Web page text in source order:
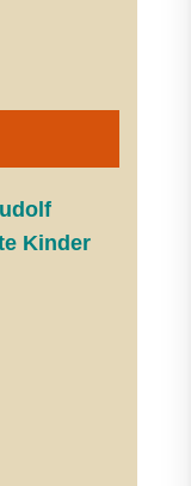
Kinder